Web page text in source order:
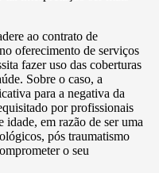
ao contrato de
oferecimento de serviços
fazer uso das coberturas
Sobre o caso, a
para a negativa da
por profissionais
em razão de ser uma
pós traumatismo
o seu